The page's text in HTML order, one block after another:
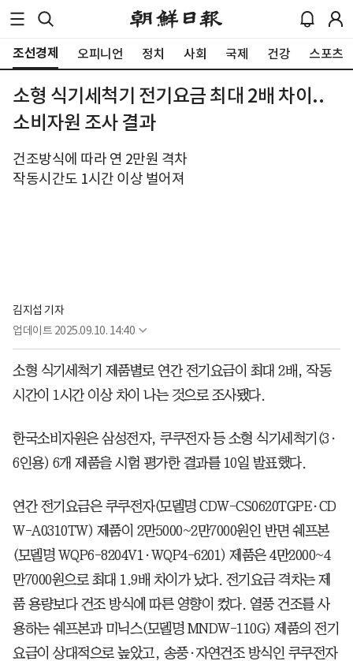
조선경제 오피니언 정치 사회 국제 건강 스포츠
소형 식기세척기 전기요금 최대 2배 차이..
소비자원 조사 결과
건조방식에 따라 연 2만원 격차
작동시간도 1시간 이상 벌어져
김지섭 기자
업데이트 2025.09.10. 14:40
소형 식기세척기 제품별로 연간 전기요금이 최대 2배, 작동
시간이 1시간 이상 차이 나는 것으로 조사됐다.
한국소비자원은 삼성전자, 쿠쿠전자 등 소형 식기세척기(3·
6인용) 6개 제품을 시험 평가한 결과를 10일 발표했다.
연간 전기요금은 쿠쿠전자(모델명 CDW-CS0620TGPE·CD
W-A0310TW) 제품이 2만5000~2만7000원인 반면 쉐프본
(모델명 WQP6-8204V1·WQP4-6201) 제품은 4만2000~4
만7000원으로 최대 1.9배 차이가 났다. 전기요금 격차는 제
품 용량보다 건조 방식에 따른 영향이 컸다. 열풍 건조를 사
용하는 쉐프본과 미닉스(모델명 MNDW-110G) 제품의 전기
요금이 상대적으로 높았고, 송풍·자연건조 방식인 쿠쿠전자